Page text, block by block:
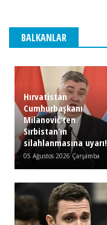
BALKANLAR
Hırvatistan
Cumhurbaşkanı
Milanović’ten
Sırbistan’ın
silahlanmasına uyarı!
05 Ağustos 2026 Çarşamba